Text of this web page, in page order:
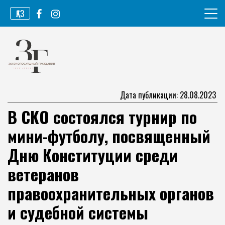
Перейти
содержимому
ҚАЗ
Законопослушный гражданин
Дата публикации: 28.08.2023
В СКО состоялся турнир по
мини-футболу, посвященный
Дню Конституции среди
ветеранов
правоохранительных органов
и судебной системы